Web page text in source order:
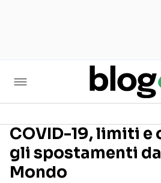
Seguici sui
COVID-19, limiti
gli spostamenti
Mondo